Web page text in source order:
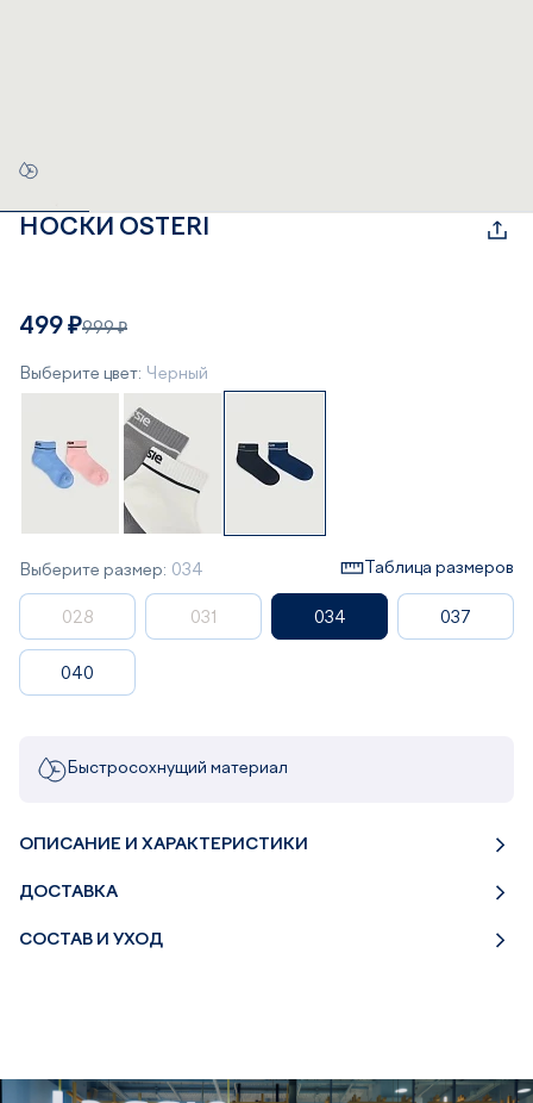
НОСКИ OSTERI
499 ₽999 ₽
Выберите цвет: Черный
Выберите размер: 034 Таблица размеров
028 031 034 037
040
Быстросохнущий материал
ОПИСАНИЕ И ХАРАКТЕРИСТИКИ
ДОСТАВКА
СОСТАВ И УХОД